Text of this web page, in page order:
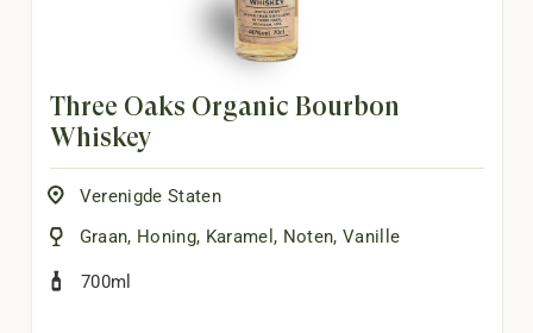
Three Oaks Organic Bourbon
Whiskey
Verenigde Staten
Graan, Honing, Karamel , Noten,Vanille
700ml